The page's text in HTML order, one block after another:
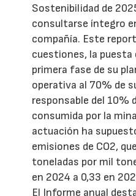
Sostenibilidad de
consultarse íntegro
compañía. Este
cuestiones, la puesta
primera fase de su
operativa al 70% de
responsable del 10%
consumida por la
actuación ha
emisiones de CO2,
toneladas por mil
en 2024 a 0,33 en
El Informe anual